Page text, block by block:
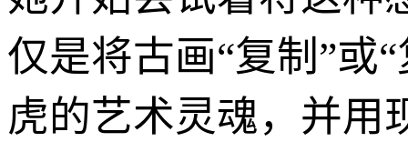
仅是将古画“复制”或
虎的艺术灵魂，并用